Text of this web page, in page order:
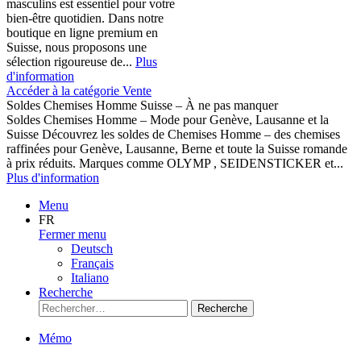
masculins est essentiel pour votre
bien-être quotidien. Dans notre
boutique en ligne premium en
Suisse, nous proposons une
sélection rigoureuse de... Plus
d'information
Accéder à la catégorie Vente
Soldes Chemises Homme Suisse – À ne pas manquer
Soldes Chemises Homme – Mode pour Genève, Lausanne et la
Suisse Découvrez les soldes de Chemises Homme – des chemises
raffinées pour Genève, Lausanne, Berne et toute la Suisse romande
à prix réduits. Marques comme OLYMP , SEIDENSTICKER et...
Plus d'information
Menu
FR
Fermer menu
Deutsch
Français
Italiano
Recherche
Recherche
Mémo